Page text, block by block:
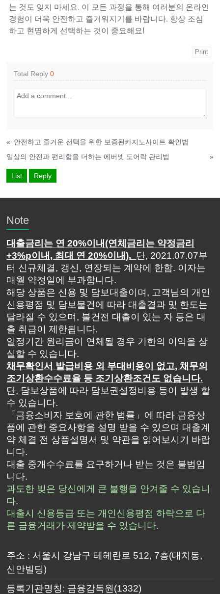
는 것도 잊지 마세요. 이 모든 과정을 통해 여러분의 온라인
경험이 더욱 안전하고 즐거워지기를 바랍니다. 항상 조심
하고 현명하게 선택하는 것이 중요해요!
Print
Total Reply0
« 안전하고 즐거운 선택을 위한 보증된카지노사이트 확인법
일상의 안전과 편리함을 더하는 에버넷 도어락 관리법
»
List Reply
Note
대출금리는 연 20%이내(연체금리는 약정금리
+3%p이내, 최대 연 20%이내). 단, 2021.07.07부
터 신규체결, 갱신, 연장되는 계약에 한함. 이자는
매월 약정일에 부과합니다.
해당 상품은 신용 및 담보대출이며, 고객님의 개인
신용평점 및 담보물건에 따라 대출결과 및 한도는
달라질 수 있으며, 불건전 대출이 있는 자 등은 대
출 취급이 제한됩니다.
일정기간 원리금이 연체될 경우 기한의 이익을 상
실할 수 있습니다.
채무확인서 발급비용 외 부대비용이 없고, 채무의
조기상환수수료율 등 조기상환조건도 없습니다.
단, 담보상품에 따라 담보권설정비용 등이 발생 할
수 있습니다.
「금융소비자 보호에 관한 법률」에 따라 금융상
품에 관한 중요사항을 설명 받을 수 있으며 대출계
약 체결 전 상품설명서 및 약관을 읽어보시기 바랍
니다.
대출 중개수수료를 요구하거나 받는 것은 불법입
니다.
과도한 빚은 당신에게 큰 불행을 안겨줄 수 있습니
다.
대출시 신용등급 또는 개인신용평점 하락으로 다
른 금융거래가 제약받을 수 있습니다.
주소 : 서울시 강남구 테헤란로 512, 7층(대치동,
신안빌딩)
등록기관명칭: 금융감독원(1332)